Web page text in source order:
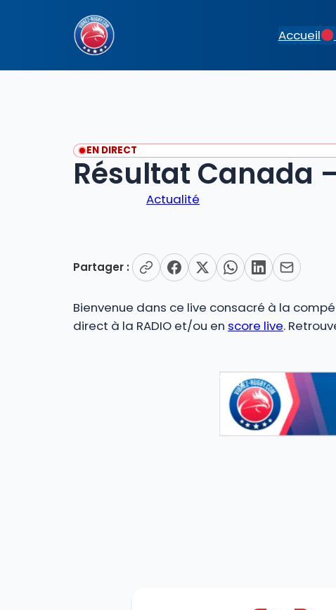
Accueil
EN DIRECT
Résultat Canada
Actualité
Partager :
Bienvenue dans ce live consacré à la
direct à la RADIO et/ou en score live.